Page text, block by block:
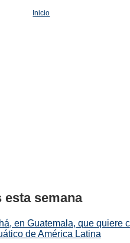
Inicio
esta semana
en Guatemala, que quiere
de América Latina